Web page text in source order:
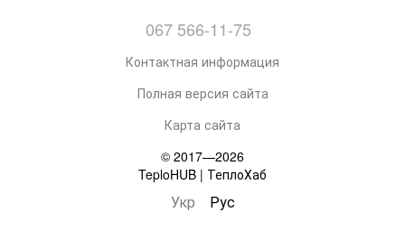
067 566-11-75
Контактная информация
Полная версия сайта
Карта сайта
© 2017—2026
TeploHUB | ТеплоХаб
Укр Рус